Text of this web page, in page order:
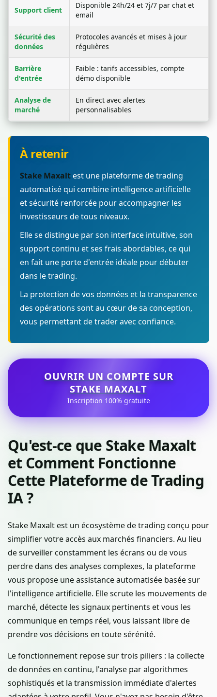
Support client
Disponible 24h/24 et 7j/7 par chat et
email
Sécurité des
données
Protocoles avancés et mises à jour
régulières
Barrière
d'entrée
Faible : tarifs accessibles, compte
démo disponible
Analyse de
marché
En direct avec alertes
personnalisables
À retenir
Stake Maxaltest une plateforme de trading
automatisé qui combine intelligence artificielle
et sécurité renforcée pour accompagner les
investisseurs de tous niveaux.
Elle se distingue par son interface intuitive, son
support continu et ses frais abordables, ce qui
en fait une porte d'entrée idéale pour débuter
dans le trading.
La protection de vos données et la transparence
des opérations sont au cœur de sa conception,
vous permettant de trader avec confiance.
OUVRIR UN COMPTE SUR
STAKE MAXALT
Inscription 100% gratuite
Qu'est-ce que Stake Maxalt
et Comment Fonctionne
Cette Plateforme de Trading
IA ?
Stake Maxalt est un écosystème de trading conçu pour
simplifier votre accès aux marchés financiers. Au lieu
de surveiller constamment les écrans ou de vous
perdre dans des analyses complexes, la plateforme
vous propose une assistance automatisée basée sur
l'intelligence artificielle. Elle scrute les mouvements de
marché, détecte les signaux pertinents et vous les
communique en temps réel, vous laissant libre de
prendre vos décisions en toute sérénité.
Le fonctionnement repose sur trois piliers : la collecte
de données en continu, l'analyse par algorithmes
sophistiqués et la transmission immédiate d'alertes